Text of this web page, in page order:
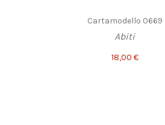
Cartamodello 0669
Abiti
18,00 €